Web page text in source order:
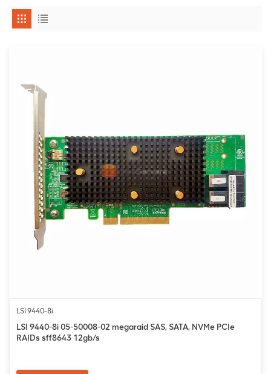
LSI 9440-8i
LSI 9440-8i 05-50008-02 megaraid SAS, SATA, NVMe PCIe
RAIDs sff8643 12gb/s